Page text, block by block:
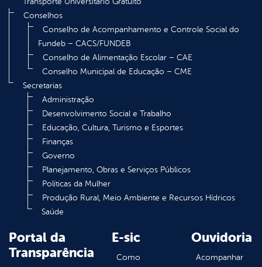
Conselhos
Conselho de Acompanhamento e Controle Social do
Fundeb – CACS/FUNDEB
Conselho de Alimentação Escolar – CAE
Conselho Municipal de Educação – CME
Secretarias
Administração
Desenvolvimento Social e Trabalho
Educação, Cultura, Turismo e Esportes
Finanças
Governo
Planejamento, Obras e Serviços Públicos
Políticas da Mulher
Produção Rural, Meio Ambiente e Recursos Hídricos
Saúde
Portal da
Transparência
E-sic
Como
Ouvidoria
Acompanhar